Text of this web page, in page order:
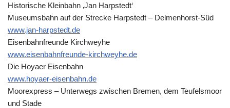
Historische Kleinbahn ‚Jan Harpstedt‘
Museumsbahn auf der Strecke Harpstedt – Delmenhorst-Süd
www.jan-harpstedt.de
Eisenbahnfreunde Kirchweyhe
www.eisenbahnfreunde-kirchweyhe.de
Die Hoyaer Eisenbahn
www.hoyaer-eisenbahn.de
Moorexpress – Unterwegs zwischen Bremen, dem Teufelsmoor
und Stade